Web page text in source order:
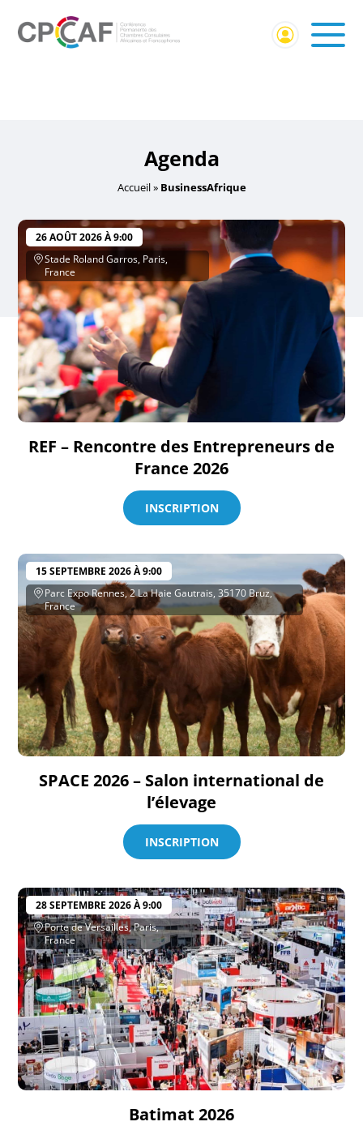
BusinessAfrique
Agenda
Accueil» BusinessAfrique
26 AOÛT 2026 À 9:00
Stade Roland Garros, Paris,
France
REF – Rencontre des Entrepreneurs de
France 2026
INSCRIPTION
15 SEPTEMBRE 2026 À 9:00
Parc Expo Rennes, 2 La Haie Gautrais, 35170 Bruz,
France
SPACE 2026 – Salon international de
l’élevage
INSCRIPTION
28 SEPTEMBRE 2026 À 9:00
Porte de Versailles, Paris,
France
Batimat 2026